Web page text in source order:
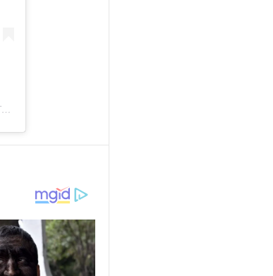
UMA PUBLICAÇÃO COMPARTILHADA POR INSTANTE ESPORTIVO (@INSTANTE.ESPORTIVO)